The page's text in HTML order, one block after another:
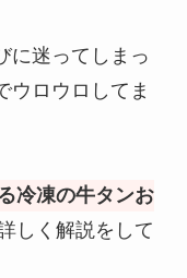
に迷ってしまっ
ウロウロしてま
冷凍の牛タンお
しく解説をして